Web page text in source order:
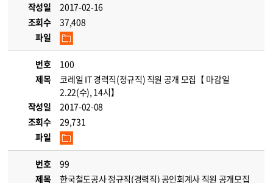
작성일
2017-02-16
조회수
37,408
파일
번호
100
제목
코레일 IT 경력직(정규직) 직원 공개 모집【 마감일
2.22(수), 14시】
작성일
2017-02-08
조회수
29,731
파일
번호
99
제목
한국철도공사 정규직(경력직) 공인회계사 직원 공개모집